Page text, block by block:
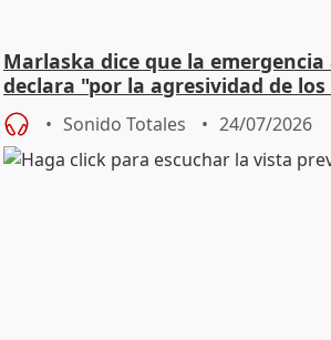
Marlaska dice que la emergencia
declara "por la agresividad de
Sonido Totales 24/07/2026